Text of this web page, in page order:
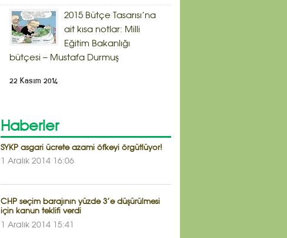
2015 Bütçe Tasarısı’na
ait kısa notlar: Milli
Eğitim Bakanlığı
bütçesi – Mustafa Durmuş
22 Kasım 2014
Haberler
SYKP asgari ücrete azami öfkeyi örgütlüyor!
1 Aralık 2014 16:06
CHP seçim barajının yüzde 3’e düşürülmesi
için kanun teklifi verdi
1 Aralık 2014 15:41